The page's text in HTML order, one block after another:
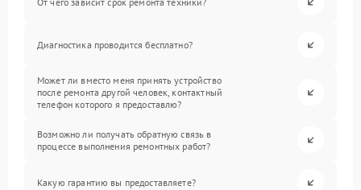
Диагностика проводится бесплатно?
Может ли вместо меня принять устройство
после ремонта другой человек, контактный
телефон которого я предоставлю?
Возможно ли получать обратную связь в
процессе выполнения ремонтных работ?
Какую гарантию вы предоставляете?